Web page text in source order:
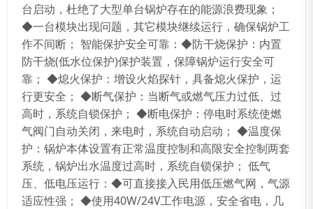
台启动，杜绝了大型单台锅炉存在的能源浪费现象；
◆一台模块出现问题，其它模块继续运行，确保锅炉工
作不间断； 智能保护安全可靠：◆防干烧保护：内置
防干烧(低水位保护)保护装置，保障锅炉运行安全可
靠； ◆熄火保护：增设火焰探针，具备熄火保护，运
行更安全； ◆断气保护：当断气或燃气压力过低、过
高时，系统自锁保护； ◆断电保护：停电时系统使燃
气阀门自动关闭，来电时，系统自动启动； ◆温度保
护：锅炉本体设置有正常温度控制和高限安全控制两套
系统，锅炉出水温度过高时，系统自锁保护； 低气
压、低电压运行：◆可直接接入民用低压燃气网，气源
适应性强； ◆使用40W/24V工作电源，安全省电，几